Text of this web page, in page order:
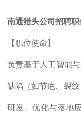
南通猎头公司 招聘
【职位使命】
负责基于人工智能
缺陷（如节疤、裂
研发、优化与落地